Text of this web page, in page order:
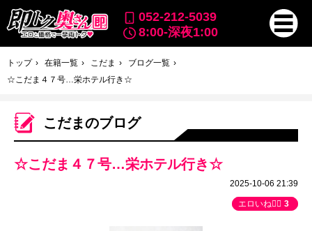
052-212-5039
8:00-深夜1:00
トップ 在籍一覧 こだま
ブログ一覧
☆こだま４７号…栄ホテル行き☆
こだまのブログ
☆こだま４７号…栄ホテル行き☆
2025-10-06 21:39
エロいね👍🏻 3